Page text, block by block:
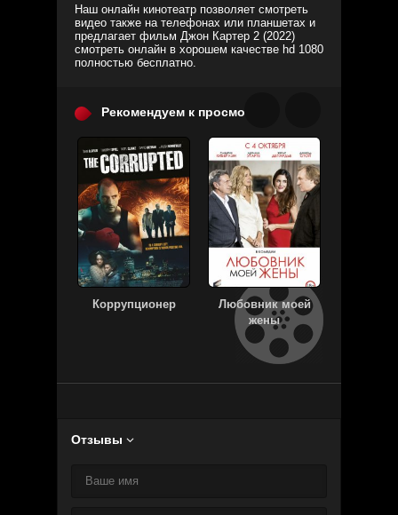
Наш онлайн кинотеатр позволяет смотреть
видео также на телефонах или планшетах и
предлагает фильм Джон Картер 2 (2022)
смотреть онлайн в хорошем качестве hd 1080
полностью бесплатно.
Рекомендуем к просмотру:
Коррупционер
Любовник моей
жены
Отзывы 